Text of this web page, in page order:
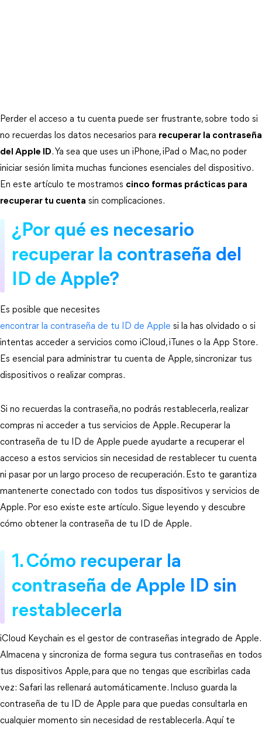
Perder el acceso a tu cuenta puede ser frustrante, sobre todo si
no recuerdas los datos necesarios para recuperar la contraseña
del Apple ID. Ya sea que uses un iPhone, iPad o Mac, no poder
iniciar sesión limita muchas funciones esenciales del dispositivo.
En este artículo te mostramos cinco formas prácticas para
recuperar tu cuenta sin complicaciones.
¿Por qué es necesario
recuperar la contraseña del
ID de Apple?
Es posible que necesites
encontrar la contraseña de tu ID de Apple si la has olvidado o si
intentas acceder a servicios como iCloud, iTunes o la App Store.
Es esencial para administrar tu cuenta de Apple, sincronizar tus
dispositivos o realizar compras.
Si no recuerdas la contraseña, no podrás restablecerla, realizar
compras ni acceder a tus servicios de Apple. Recuperar la
contraseña de tu ID de Apple puede ayudarte a recuperar el
acceso a estos servicios sin necesidad de restablecer tu cuenta
ni pasar por un largo proceso de recuperación. Esto te garantiza
mantenerte conectado con todos tus dispositivos y servicios de
Apple. Por eso existe este artículo. Sigue leyendo y descubre
cómo obtener la contraseña de tu ID de Apple.
1. Cómo recuperar la
contraseña de Apple ID sin
restablecerla
iCloud Keychain es el gestor de contraseñas integrado de Apple.
Almacena y sincroniza de forma segura tus contraseñas en todos
tus dispositivos Apple, para que no tengas que escribirlas cada
vez: Safari las rellenará automáticamente. Incluso guarda la
contraseña de tu ID de Apple para que puedas consultarla en
cualquier momento sin necesidad de restablecerla. Aquí te